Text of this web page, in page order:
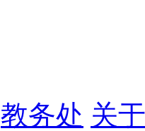
教务处 关